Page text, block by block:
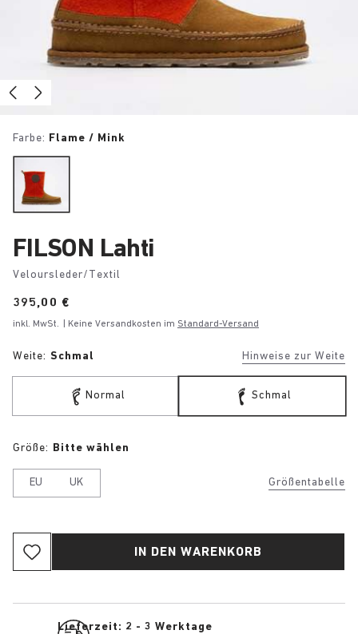
Farbe: Flame / Mink
FILSON Lahti
Veloursleder/Textil
Price:
395,00 €
inkl. MwSt. | Keine Versandkosten im Standard-Versand
Weite: Schmal Hinweise zur Weite
Normal Schmal
Größentabelle
Größe: Bitte wählen
EU UK
IN DEN WARENKORB
Lieferzeit: 2 - 3 Werktage